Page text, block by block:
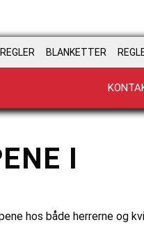
BLANKETTER
I
hos både herrerne og